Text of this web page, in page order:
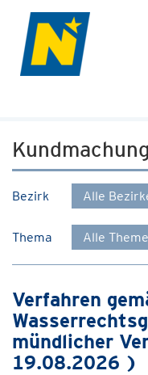
Bezirk
Thema
Verfahren
mündlicher
19.08.2026 )